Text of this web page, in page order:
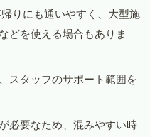
りにも通いやすく、大型施
どを使える場合もありま
スタッフのサポート範囲を
必要なため、混みやすい時